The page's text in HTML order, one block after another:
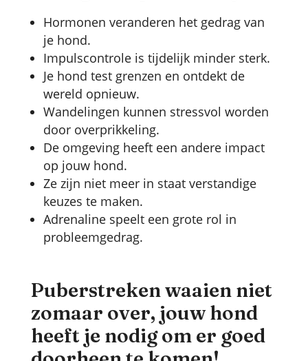
Hormonen veranderen het gedrag van
je hond.
Impulscontrole is tijdelijk minder sterk.
Je hond test grenzen en ontdekt de
wereld opnieuw.
Wandelingen kunnen stressvol worden
door overprikkeling.
De omgeving heeft een andere impact
op jouw hond.
Ze zijn niet meer in staat verstandige
keuzes te maken.
Adrenaline speelt een grote rol in
probleemgedrag.
Puberstreken waaien niet
zomaar over, jouw hond
heeft je nodig om er goed